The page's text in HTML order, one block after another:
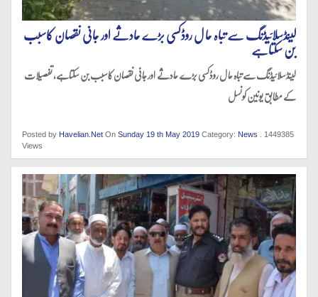
لینڈسلائیڈنگ سے تباہ حا ل روڈکسی بڑے حادثے اور جانی نقصان کاسبب
بن سکتاہے
لینڈسلائیڈنگ سے تباہ حا ل روڈکسی بڑے حادثے اور جانی نقصان کاسبب بن سکتاہے، تفصیلات
کے مطابق یونین کونسل
Posted by Havelian.Net On Sunday 19 th May 2019 Category: News . 1449385
Views